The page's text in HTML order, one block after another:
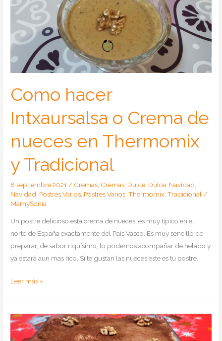
nueces
en
Thermomix
Como hacer
Intxaursalsa o Crema de
nueces en Thermomix
y Tradicional
8 septiembre 2021 / Cremas Cremas Dulce Dulce Navidad
Navidad Postres Varios Postres Varios ,Thermomix ,Tradicional /
MamySonia
Un postre delicioso esta crema de nueces, es muy típico en el
norte de España exactamente del País Vasco. Es muy sencillo de
preparar, de sabor riquísimo, lo podemos acompañar de helado y
ya estará aun más rico. Si te gustan las nueces este es tu postre.
Como
Intxaursalsa
o
Crema
Leer más »